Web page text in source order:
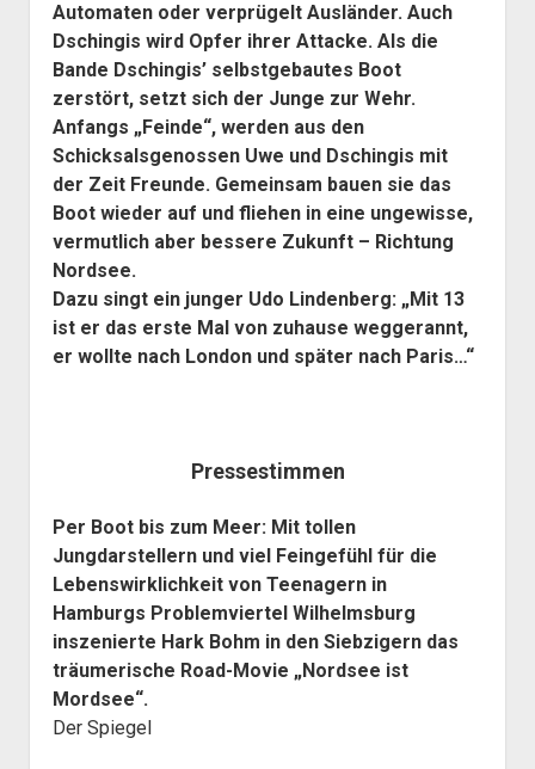
Automaten oder verprügelt Ausländer. Auch
Dschingis wird Opfer ihrer Attacke. Als die
Bande Dschingis’ selbstgebautes Boot
zerstört, setzt sich der Junge zur Wehr.
Anfangs „Feinde“, werden aus den
Schicksalsgenossen Uwe und Dschingis mit
der Zeit Freunde. Gemeinsam bauen sie das
Boot wieder auf und fliehen in eine ungewisse,
vermutlich aber bessere Zukunft – Richtung
Nordsee.
Dazu singt ein junger Udo Lindenberg: „Mit 13
ist er das erste Mal von zuhause weggerannt,
er wollte nach London und später nach Paris…“
Pressestimmen
Per Boot bis zum Meer: Mit tollen
Jungdarstellern und viel Feingefühl für die
Lebenswirklichkeit von Teenagern in
Hamburgs Problemviertel Wilhelmsburg
inszenierte Hark Bohm in den Siebzigern das
träumerische Road-Movie „Nordsee ist
Mordsee“.
Der Spiegel